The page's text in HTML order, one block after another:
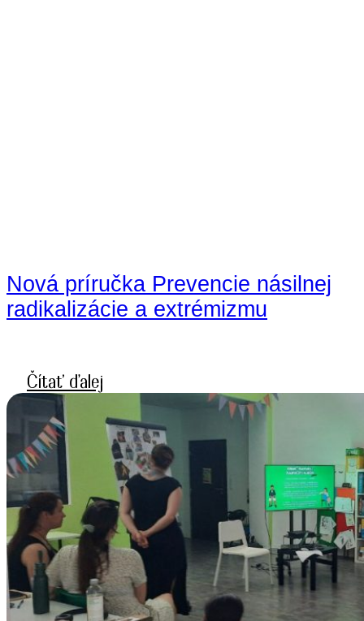
Nová príručka Prevencie násilnej
radikalizácie a extrémizmu
Čítať ďalej